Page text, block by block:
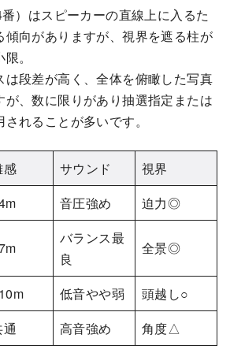
）はスピーカーの直線上に入るた
傾向がありますが、視界を遮る柱が
。
は段差が高く、全体を俯瞰した写真
が、数に限りがあり抽選指定または
れることが多いです。
感 サウンド
視界
音圧強め 迫力◎
バランス最
良
全景◎
低音やや弱
頭越し○
高音強め 角度△